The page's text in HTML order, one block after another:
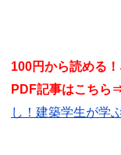
100円から読める
PDF記事はこち
し！建築学生が学